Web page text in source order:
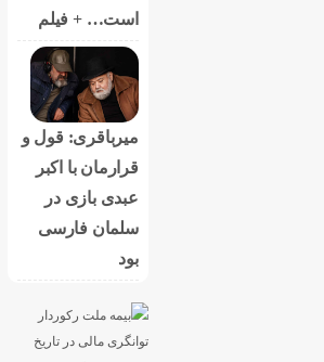
است… + فیلم
میرباقری: قول و
قرارمان با اکبر
عبدی بازی در
سلمان فارسی
بود